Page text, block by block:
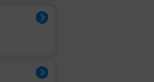
為としてみ